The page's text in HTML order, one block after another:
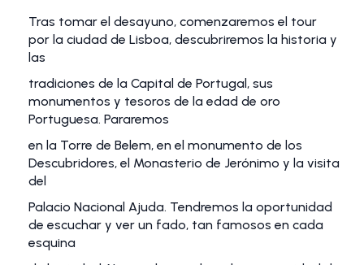
Tras tomar el desayuno, comenzaremos el tour
por la ciudad de Lisboa, descubriremos la historia y
las
tradiciones de la Capital de Portugal, sus
monumentos y tesoros de la edad de oro
Portuguesa. Pararemos
en la Torre de Belem, en el monumento de los
Descubridores, el Monasterio de Jerónimo y la visita
del
Palacio Nacional Ajuda. Tendremos la oportunidad
de escuchar y ver un fado, tan famosos en cada
esquina